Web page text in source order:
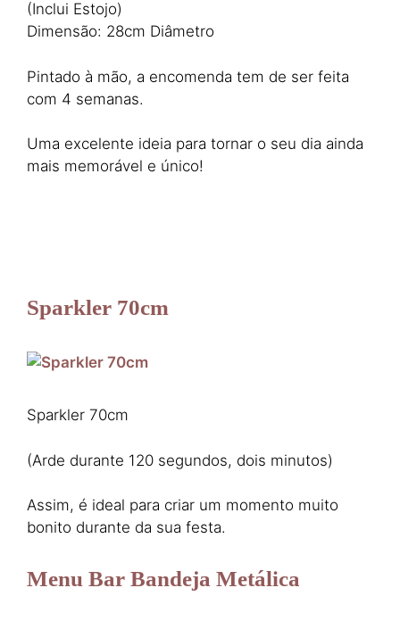
(Inclui Estojo)
Dimensão: 28cm Diâmetro
Pintado à mão, a encomenda tem de ser feita
com 4 semanas.
Uma excelente ideia para tornar o seu dia ainda
mais memorável e único!
Sparkler 70cm
Sparkler 70cm
(Arde durante 120 segundos, dois minutos)
Assim, é ideal para criar um momento muito
bonito durante da sua festa.
Menu Bar Bandeja Metálica